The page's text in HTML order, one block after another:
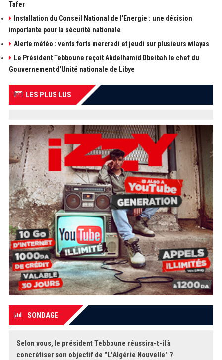
Tafer
Installation du Conseil National de l'Energie : une décision
importante pour la sécurité nationale
Alerte météo : vents forts mercredi et jeudi sur plusieurs wilayas
Le Président Tebboune reçoit Abdelhamid Dbeibah le chef du
Gouvernement d'Unité nationale de Libye
LES PLUS LUS
SONDAGE
Selon vous, le président Tebboune réussira-t-il à
concrétiser son objectif de "L'Algérie Nouvelle" ?